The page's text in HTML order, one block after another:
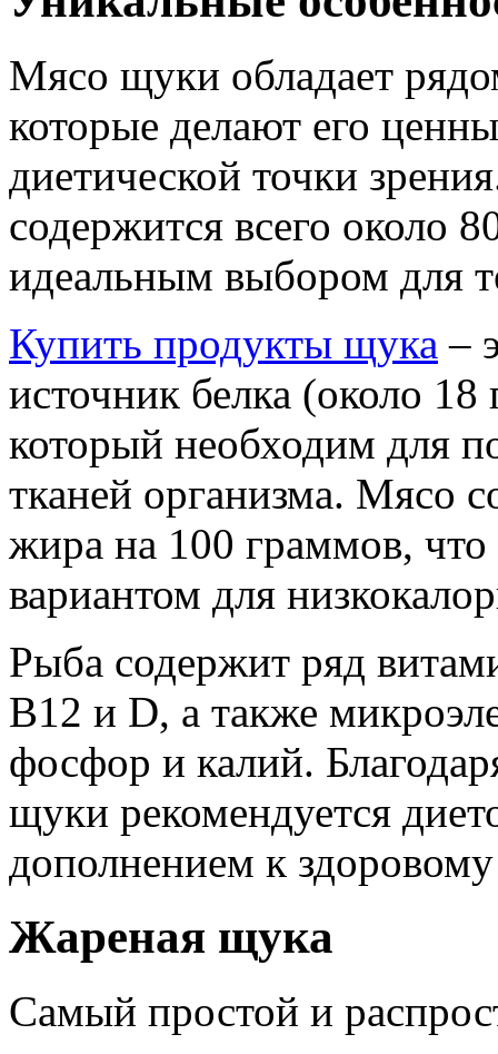
Мясо щуки обладает
которые делают его
диетической точки
содержится всего около
идеальным выбором для
Купить продукты щука –
источник белка (около
который необходим для
тканей организма. Мясо
жира на 100 граммов, что
вариантом для
Рыба содержит ряд
B12 и D, а также
фосфор и калий.
щуки рекомендуется
дополнением к
Жареная щука
Самый простой и